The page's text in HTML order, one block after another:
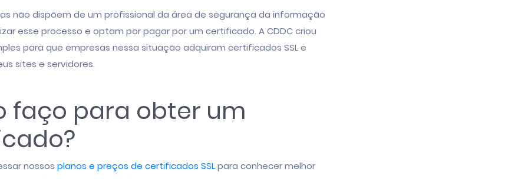
não dispõem de um profissional da área de segurança da informação
esse processo e optam por pagar por um certificado. A CDDC criou
para que empresas nessa situação adquiram certificados SSL e
sites e servidores.
faço para obter um
nossos planos e preços de certificados SSLpara conhecer melhor